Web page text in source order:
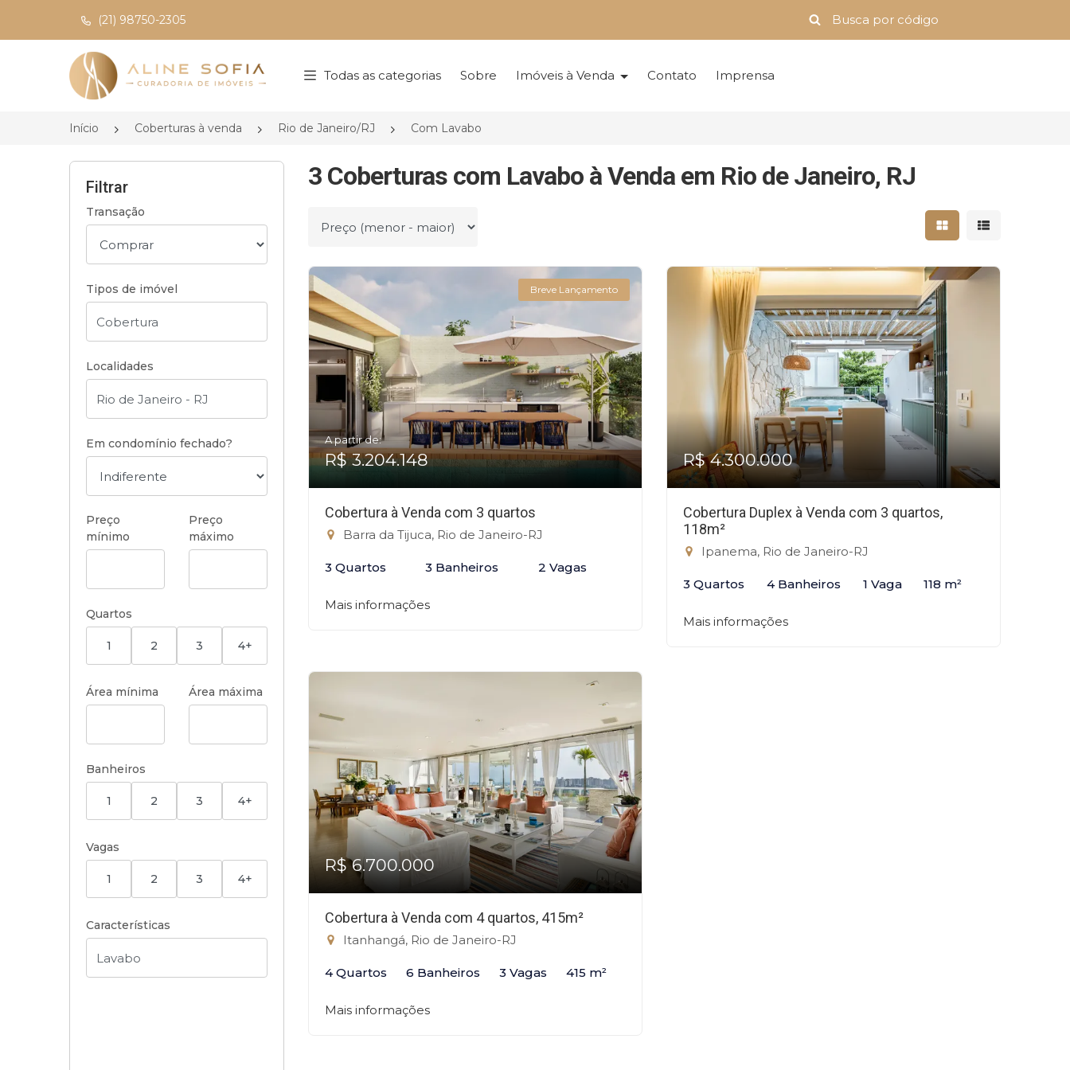
(21) 98750-2305
Página inicial
Todas as categorias Sobre Imóveis à Venda Contato Imprensa
Início Coberturas à venda Rio de Janeiro/RJ Com Lavabo
Filtrar
Transação
Tipos de imóvel
Localidades
Em condomínio fechado?
Preço
mínimo
Preço
máximo
Quartos
1 2 3 4+
Área mínima Área máxima
Banheiros
1 2 3 4+
Vagas
1 2 3 4+
Características
3 Coberturas com Lavabo à Venda em Rio de Janeiro, RJ
Ordenar por Mostrar resultados
Mostrar
Breve Lançamento
A partir de:
R$ 3.204.148
Cobertura à Venda com 3 quartos
Barra da Tijuca, Rio de Janeiro-RJ
3 Quartos 3 Banheiros 2 Vagas
Mais informações
R$ 4.300.000
Cobertura Duplex à Venda com 3 quartos,
118m²
Ipanema, Rio de Janeiro-RJ
3 Quartos 4 Banheiros 1 Vaga 118 m²
Mais informações
R$ 6.700.000
Cobertura à Venda com 4 quartos, 415m²
Itanhangá, Rio de Janeiro-RJ
4 Quartos 6 Banheiros 3 Vagas 415 m²
Mais informações